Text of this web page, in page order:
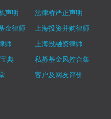
声明
法律桥严正声明
金律师
上海投资并购律师
师
上海投融资律师
典
私募基金风控合集
客户及网友评价